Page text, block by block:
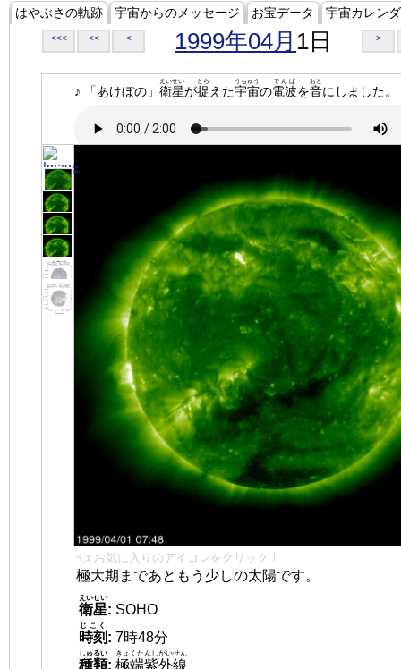
はやぶさの軌跡 宇宙からのメッセージ お宝データ 宇宙カレン
<<< << < 1999年04月 1日 >
♪ 「あけぼの」 衛星
えいせい
が捉
とら
えた宇宙
うちゅう
の電波
でんぱ
を音
おと
にしました。
👈 お気に入りのアイコンをクリック！
極大期まであともう少しの太陽です。
衛星
えいせい
: SOHO
時刻
じこく
: 7時48分
種類
しゅるい
: 極端紫外線
きょくたんしがいせん